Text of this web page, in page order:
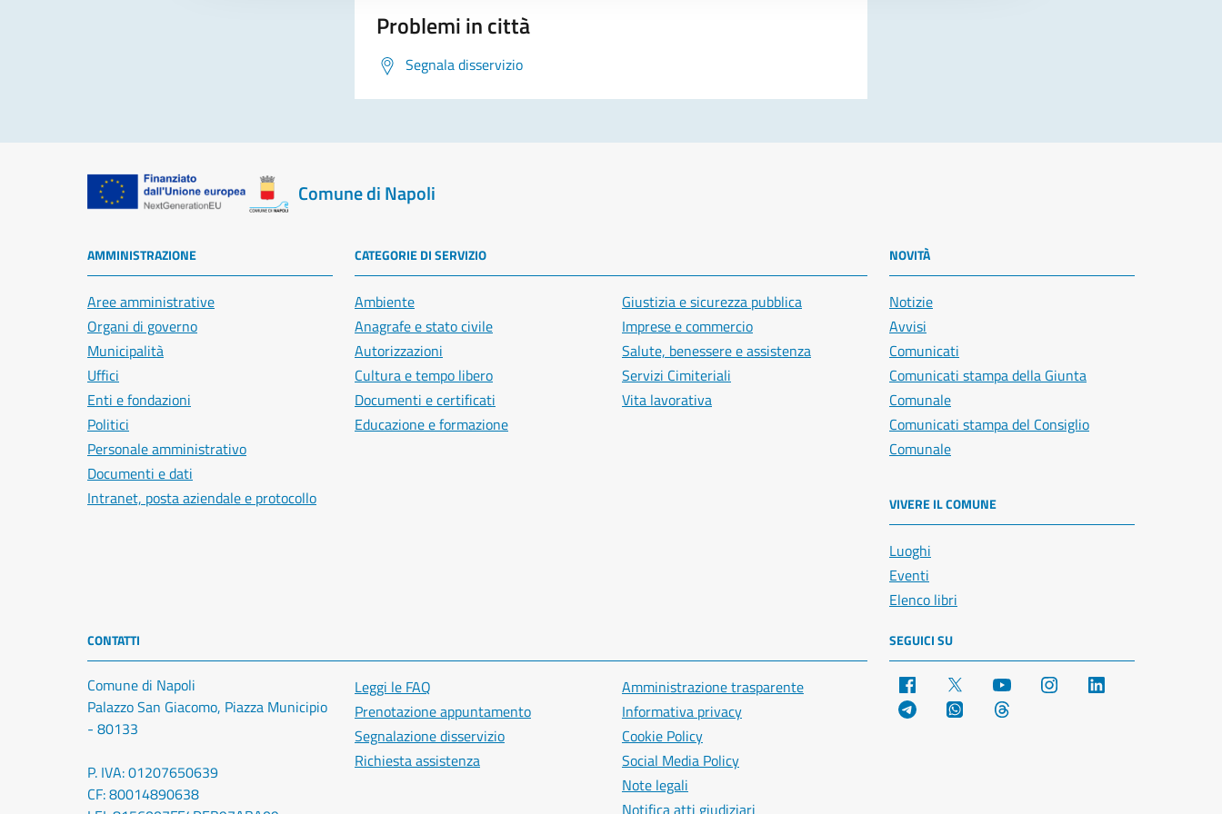
Problemi in città
Segnala disservizio
Comune di Napoli
AMMINISTRAZIONE
Aree amministrative
Organi di governo
Municipalità
Uffici
Enti e fondazioni
Politici
Personale amministrativo
Documenti e dati
Intranet, posta aziendale e protocollo
CATEGORIE DI SERVIZIO
Ambiente
Anagrafe e stato civile
Autorizzazioni
Cultura e tempo libero
Documenti e certificati
Educazione e formazione
Giustizia e sicurezza pubblica
Imprese e commercio
Salute, benessere e assistenza
Servizi Cimiteriali
Vita lavorativa
NOVITÀ
Notizie
Avvisi
Comunicati
Comunicati stampa della Giunta
Comunale
Comunicati stampa del Consiglio
Comunale
VIVERE IL COMUNE
Luoghi
Eventi
Elenco libri
CONTATTI
Comune di Napoli
Palazzo San Giacomo, Piazza Municipio
- 80133
P. IVA: 01207650639
CF: 80014890638
Leggi le FAQ
Prenotazione appuntamento
Segnalazione disservizio
Richiesta assistenza
Amministrazione trasparente
Informativa privacy
Cookie Policy
Social Media Policy
Note legali
SEGUICI SU
Facebook YouTube Instagram
Telegram WhatsApp